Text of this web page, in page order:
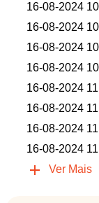
16-08-2024
16-08-2024
16-08-2024
16-08-2024
16-08-2024
16-08-2024
16-08-2024
16-08-2024
Ver Mais